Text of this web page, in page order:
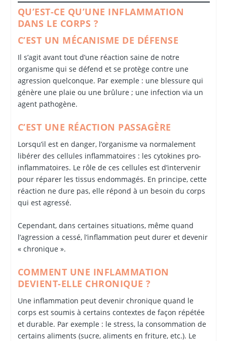
QU’EST-CE QU’UNE INFLAMMATION
DANS LE CORPS ?
C’EST UN MÉCANISME DE DÉFENSE
Il s’agit avant tout d’une réaction saine de notre
organisme qui se défend et se protège contre une
agression quelconque. Par exemple : une blessure qui
génère une plaie ou une brûlure ; une infection via un
agent pathogène.
C’EST UNE RÉACTION PASSAGÈRE
Lorsqu’il est en danger, l’organisme va normalement
libérer des cellules inflammatoires : les cytokines pro-
inflammatoires. Le rôle de ces cellules est d’intervenir
pour réparer les tissus endommagés. En principe, cette
réaction ne dure pas, elle répond à un besoin du corps
qui est agressé.
Cependant, dans certaines situations, même quand
l’agression a cessé, l’inflammation peut durer et devenir
« chronique ».
COMMENT UNE INFLAMMATION
DEVIENT-ELLE CHRONIQUE ?
Une inflammation peut devenir chronique quand le
corps est soumis à certains contextes de façon répétée
et durable. Par exemple : le stress, la consommation de
certains aliments (sucre, aliments en friture, etc.). Le